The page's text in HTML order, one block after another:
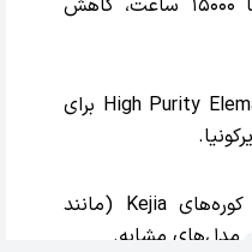
: فناوری High Purity Elema برای
: مناسب برای کوره‌های Kejia (مانند